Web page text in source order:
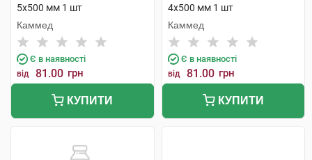
5х500 мм 1 шт
Каммед
Є в наявності
від 81.00 грн
КУПИТИ
4х500 мм 1 шт
Каммед
Є в наявності
від 81.00 грн
КУПИТИ